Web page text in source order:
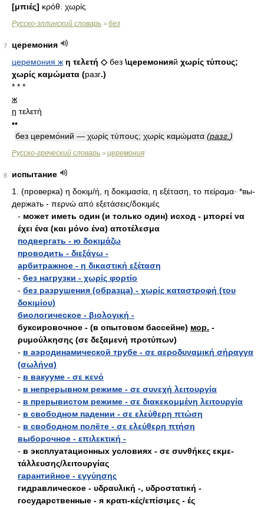
[μπιές] κρόθ. χωρίς
Русско-эллинский словарь > без
7
церемония
церемония ж η τελετή ◇без \церемонияй χωρίς τύπους;
χωρίς καμώματα (разг.)
* * *
ж
η τελετή
••
без церемо́ний — χωρίς τύπους; χωρίς καμώματα (разг. )
Русско-греческий словарь > церемония
8
испытание
1. (проверка) η δοκιμ/ή, η δοκιμασία, η εξέταση, το πείραμα· *вы-
держать - περνώ από εξετάσεις/δοκιμές
- может иметь один (и только один) исход - μπορεί να
έχει ένα (και μόνο ένα) αποτέλεσμα
подвергать - ю δοκιμάζω
проводить - διεξάγω -
арбитражное - η δικαστική εξέταση
- без нагрузки - χωρίς φορτίο
- без разрушения (образца) - χωρίς καταστροφή (του
δοκιμίου)
биологическое - βιολογική -
буксировочное - (в опытовом бассейне) мор. -
ρυμούλκησης (σε δεξαμενή προτύπων)
- в аэродинамической трубе - σε αεροδυναμική σήραγγα
(σωλήνα)
- в вакууме - σε κενό
- в непрерывном режиме - σε συνεχή λειτουργία
- в прерывистом режиме - σε διακεκομμένη λειτουργία
- в свободном падении - σε ελεύθερη πτώση
- в свободном полёте - σε ελεύθερη πτήση
выборочное - επιλεκτική -
- в эксплуатационных условиях - σε συνθήκες εκμε-
τάλλευσης/λειτουργίας
гарантийное - εγγύησης
гидравлическое - υδραυλική -, υδροστατική -
государственные - я κρατι-κές/επίσιμες - ές